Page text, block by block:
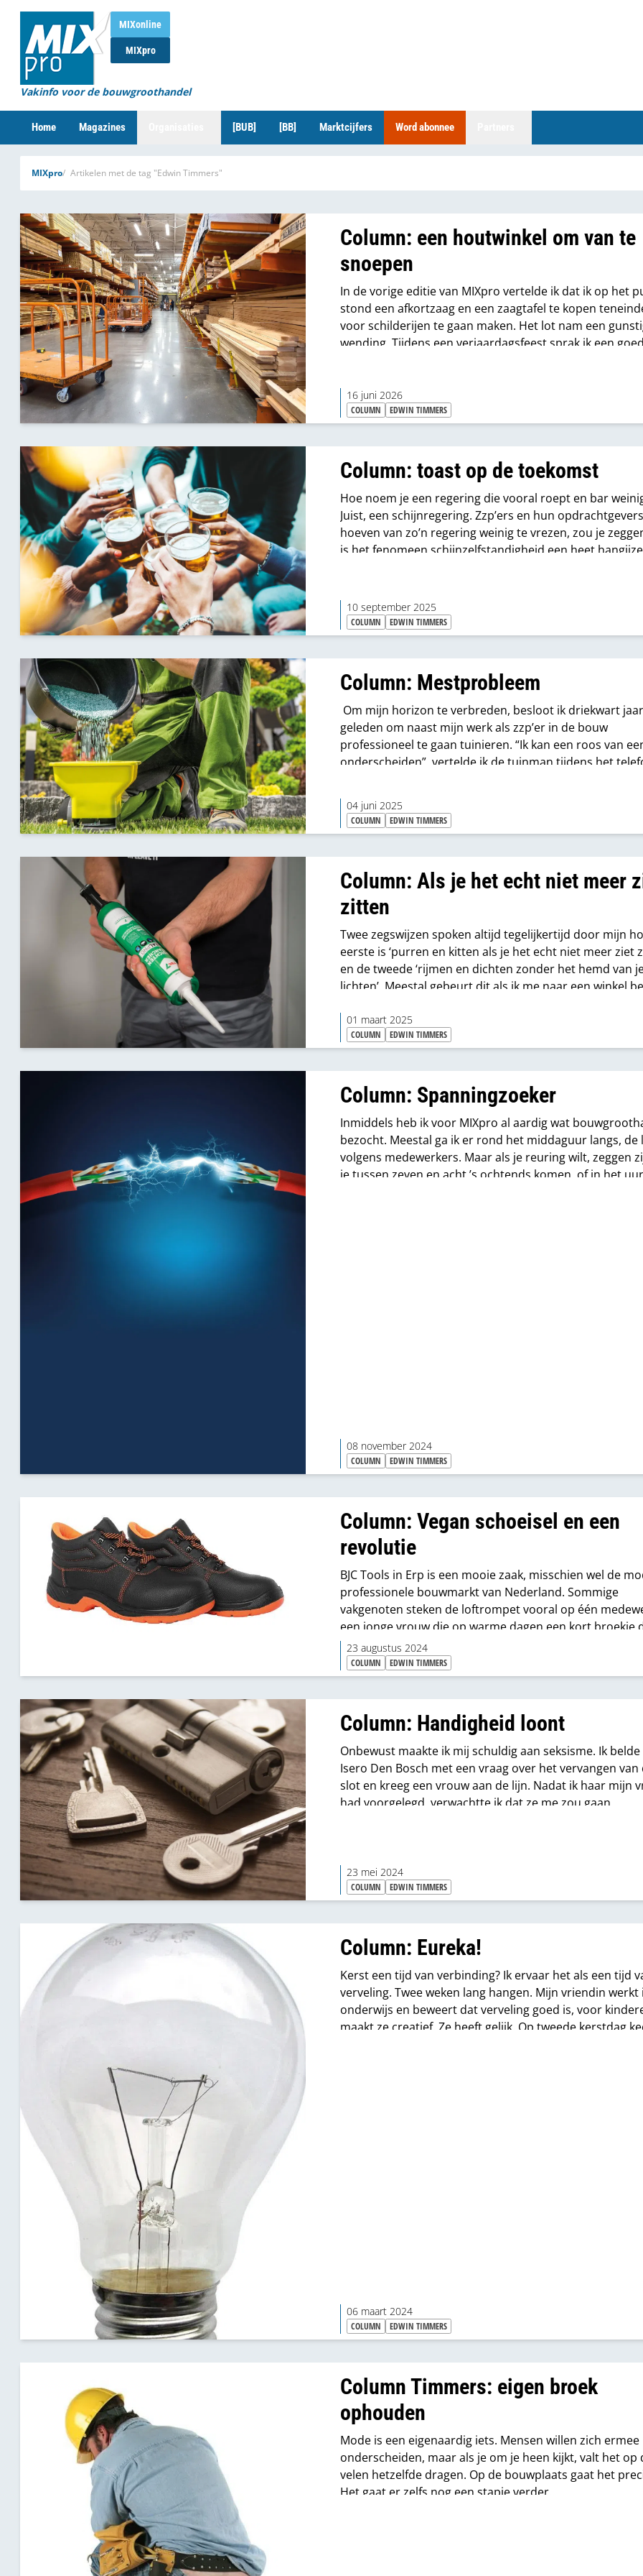
MIXonline
MIXpro
Vakinfo voor de bouwgroothandel
Home Magazines [BUB] [BB] Marktcijfers Word abonnee
MIXpro Artikelen met de tag "Edwin Timmers"
Column: een houtwinkel om van te
snoepen
In de vorige editie van MIXpro vertelde ik dat ik op het
stond een afkortzaag en een zaagtafel te kopen
voor schilderijen te gaan maken. Het lot nam een
wending. Tijdens een verjaardagsfeest sprak ik een
opmerking: ‘Ik heb nog een combinatie van afkortzaag en
tafelzaag staan, van DeWalt. Je mag ‘m hebben. Kom ‘m
halen.’
16 juni 2026
COLUMN EDWIN TIMMERS
Column: toast op de toekomst
Hoe noem je een regering die vooral roept en bar
Juist, een schijnregering. Zzp’ers en hun opdrachtgevers
hoeven van zo’n regering weinig te vrezen, zou je
is het fenomeen schijnzelfstandigheid een heet
10 september 2025
COLUMN EDWIN TIMMERS
Column: Mestprobleem
Om mijn horizon te verbreden, besloot ik driekwart jaar
geleden om naast mijn werk als zzp’er in de bouw
professioneel te gaan tuinieren. “Ik kan een roos van
onderscheiden”, vertelde ik de tuinman tijdens het
maandag tijd?”
04 juni 2025
COLUMN EDWIN TIMMERS
Column: Als je het echt niet meer
zitten
Twee zegswijzen spoken altijd tegelijkertijd door mijn
eerste is ‘purren en kitten als je het echt niet meer ziet
en de tweede ‘rijmen en dichten zonder het hemd van
lichten’. Meestal gebeurt dit als ik me naar een winkel
01 maart 2025
COLUMN EDWIN TIMMERS
Column: Spanningzoeker
Inmiddels heb ik voor MIXpro al aardig wat
bezocht. Meestal ga ik er rond het middaguur langs, de
volgens medewerkers. Maar als je reuring wilt, zeggen
je tussen zeven en acht ’s ochtends komen, of in het uur
08 november 2024
COLUMN EDWIN TIMMERS
Column: Vegan schoeisel en een
revolutie
BJC Tools in Erp is een mooie zaak, misschien wel de
professionele bouwmarkt van Nederland. Sommige
vakgenoten steken de loftrompet vooral op één
een jonge vrouw die op warme dagen een kort broekje
Mij zult u daarover niet horen, ik ben en blijf altijd een
professional. Vandaag ben ik hier voor vegan schoeisel,
ga met iets heel anders naar huis.
23 augustus 2024
COLUMN EDWIN TIMMERS
Column: Handigheid loont
Onbewust maakte ik mij schuldig aan seksisme. Ik belde
Isero Den Bosch met een vraag over het vervangen van
slot en kreeg een vrouw aan de lijn. Nadat ik haar mijn
had voorgelegd, verwachtte ik dat ze me zou gaan
23 mei 2024
COLUMN EDWIN TIMMERS
Column: Eureka!
Kerst een tijd van verbinding? Ik ervaar het als een tijd
verveling. Twee weken lang hangen. Mijn vriendin werkt
onderwijs en beweert dat verveling goed is, voor
maakt ze creatief. Ze heeft gelijk. Op tweede kerstdag
06 maart 2024
COLUMN EDWIN TIMMERS
Column Timmers: eigen broek
ophouden
Mode is een eigenaardig iets. Mensen willen zich ermee
onderscheiden, maar als je om je heen kijkt, valt het op
velen hetzelfde dragen. Op de bouwplaats gaat het
Het gaat er zelfs nog een stapje verder.